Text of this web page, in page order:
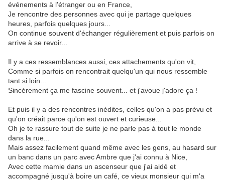
événements à l'étranger ou en France,
Je rencontre des personnes avec qui je partage quelques
heures, parfois quelques jours...
On continue souvent d'échanger régulièrement et puis parfois on
arrive à se revoir...
Il y a ces ressemblances aussi, ces attachements qu'on vit,
Comme si parfois on rencontrait quelqu'un qui nous ressemble
tant si loin...
Sincérement ça me fascine souvent... et j'avoue j'adore ça !
Et puis il y a des rencontres inédites, celles qu'on a pas prévu et
qu'on créait parce qu'on est ouvert et curieuse...
Oh je te rassure tout de suite je ne parle pas à tout le monde
dans la rue...
Mais assez facilement quand même avec les gens, au hasard sur
un banc dans un parc avec Ambre que j'ai connu à Nice,
Avec cette mamie dans un ascenseur que j'ai aidé et
accompagné jusqu'à boire un café, ce vieux monsieur qui m'a